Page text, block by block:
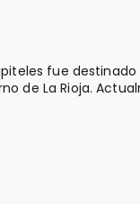
fue destinado
de La Rioja.